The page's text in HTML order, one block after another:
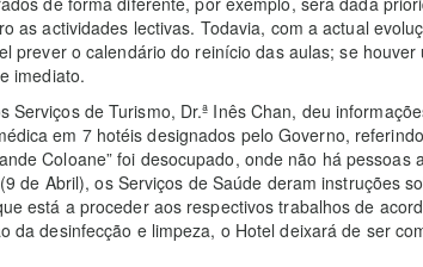
as actividades lectivas. Todavia, com a actual
prever o calendário do reinício das aulas; se houver
imediato.
Serviços de Turismo, Dr.ª Inês Chan, deu
em 7 hotéis designados pelo Governo,
Coloane” foi desocupado, onde não há pessoas
de Abril), os Serviços de Saúde deram instruções
está a proceder aos respectivos trabalhos de
da desinfecção e limpeza, o Hotel deixará de ser